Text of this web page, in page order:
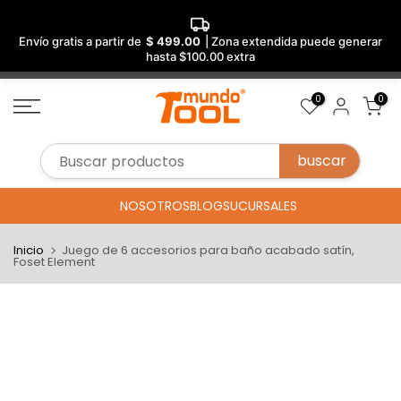
Envío gratis a partir de $ 499.00
| Zona extendida puede generar
hasta $100.00 extra
Saltar
al
0 0
NOSOTROSBLOGSUCURSALES
Inicio Juego de 6 accesorios para baño acabado satín,
Foset Element